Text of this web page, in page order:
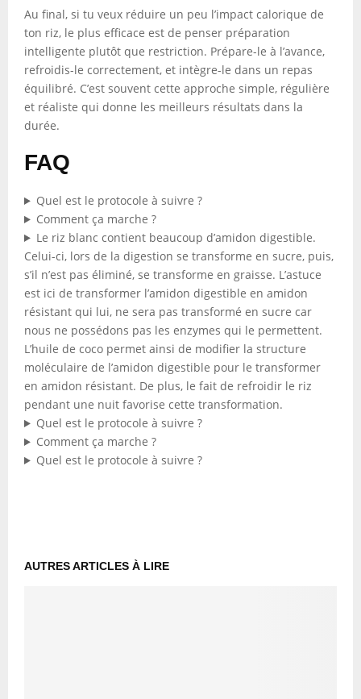
Au final, si tu veux réduire un peu l’impact calorique de
ton riz, le plus efficace est de penser préparation
intelligente plutôt que restriction. Prépare-le à l’avance,
refroidis-le correctement, et intègre-le dans un repas
équilibré. C’est souvent cette approche simple, régulière
et réaliste qui donne les meilleurs résultats dans la
durée.
FAQ
Quel est le protocole à suivre ?
Comment ça marche ?
Le riz blanc contient beaucoup d’amidon digestible.
Celui-ci, lors de la digestion se transforme en sucre, puis,
s’il n’est pas éliminé, se transforme en graisse. L’astuce
est ici de transformer l’amidon digestible en amidon
résistant qui lui, ne sera pas transformé en sucre car
nous ne possédons pas les enzymes qui le permettent.
L’huile de coco permet ainsi de modifier la structure
moléculaire de l’amidon digestible pour le transformer
en amidon résistant. De plus, le fait de refroidir le riz
pendant une nuit favorise cette transformation.
Quel est le protocole à suivre ?
Comment ça marche ?
Quel est le protocole à suivre ?
AUTRES ARTICLES À LIRE